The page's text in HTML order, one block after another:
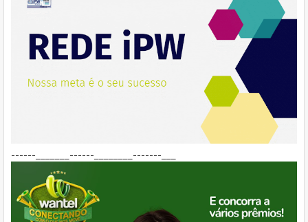
------_______------________-------___